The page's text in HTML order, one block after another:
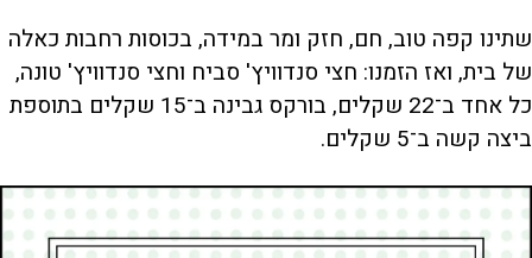
שתינו קפה טוב, חם, חזק ומר במידה, ‏בכוסות רחבות כאלה
של בית, ואז הזמנו: חצי סנדוויץ' סביח וחצי סנדוויץ' טונה,
כל אחד ב־22 שקלים, בורקס גבינה ב־15 שקלים בתוספת
ביצה קשה ב־5 שקלים.